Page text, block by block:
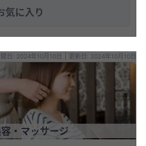
気に入り
開日: 2024年10月10日 更新日: 2024年10月10日
・マッサージ